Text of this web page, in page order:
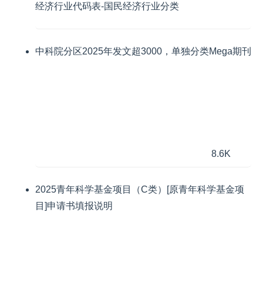
经济行业代码表-国民经济行业分类
中科院分区2025年发文超3000，单独分类Mega期刊
8.6K
2025青年科学基金项目（C类）[原青年科学基金项
目]申请书填报说明